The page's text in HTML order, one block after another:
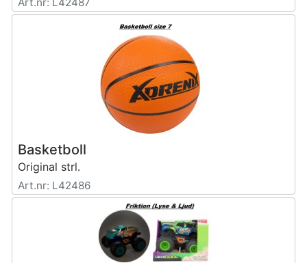
Art.nr: L42487
Basketboll
Original strl.
Art.nr: L42486